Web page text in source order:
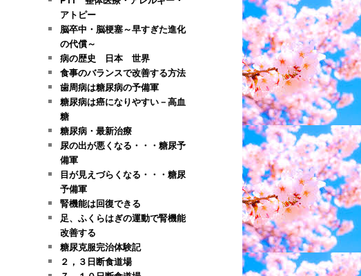
アトピー
脳卒中・脳梗塞～早すぎた進化
の代償～
病の歴史 日本 世界
食事のバランスで改善する方法
歯周病は糖尿病の予備軍
糖尿病は癌になりやすい－高血
糖
糖尿病・最新治療
尿の出が悪くなる・・・糖尿予
備軍
目が見えづらくなる・・・糖尿
予備軍
腎機能は回復できる
足、ふくらはぎの運動で腎機能
改善する
糖尿克服完治体験記
２，３日断食道場